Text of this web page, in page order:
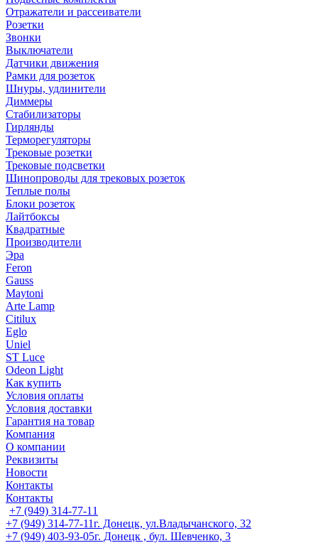
Отражатели и рассеиватели
Розетки
Звонки
Выключатели
Датчики движения
Рамки для розеток
Шнуры, удлинители
Диммеры
Стабилизаторы
Гирлянды
Терморегуляторы
Трековые розетки
Трековые подсветки
Шинопроводы для трековых розеток
Теплые полы
Блоки розеток
Лайтбоксы
Квадратные
Производители
Эра
Feron
Gauss
Maytoni
Arte Lamp
Citilux
Eglo
Uniel
ST Luce
Odeon Light
Как купить
Условия оплаты
Условия доставки
Гарантия на товар
Компания
О компании
Реквизиты
Новости
Контакты
Контакты
+7 (949) 314-77-11
+7 (949) 314-77-11г. Донецк, ул.Владычанского, 32
+7 (949) 403-93-05г. Донецк , бул. Шевченко, 3